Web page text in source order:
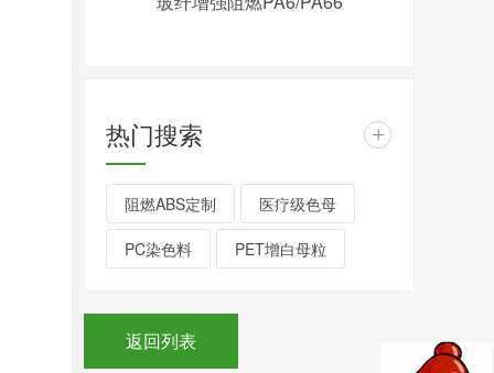
热门搜索 +
阻燃ABS定制 医疗级色母
PC染色料 PET增白母粒
返回列表